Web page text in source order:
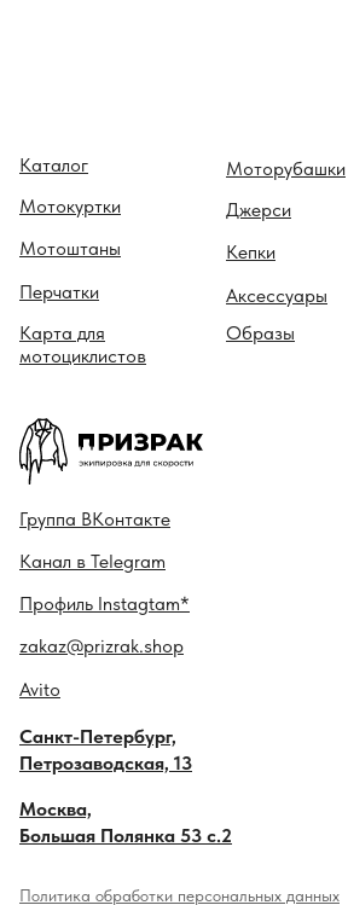
Политика обработки персональных данных
Каталог
Мотокуртки
Мотоштаны
Перчатки
Карта для
мотоциклистов
Моторубашки
Образы
Джерси
Кепки
Аксессуары
Канал в Telegram
Профиль Instagtam*
Гру ппа ВКонтакте
zakaz@prizrak.shop
Москва,
Большая Полянка 53 с.2
Санкт-Петербург,
Петрозаводская, 13
Avito